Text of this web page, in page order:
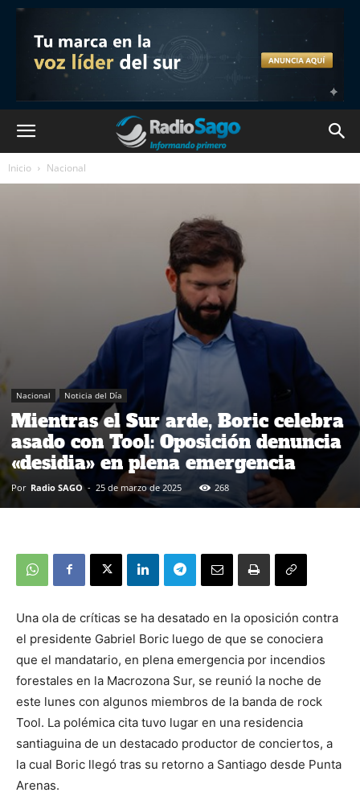
Inicio Nacional
Nacional Noticia del Día
Mientras el Sur arde, Boric celebra
asado con Tool: Oposición denuncia
«desidia» en plena emergencia
Por Radio SAGO - 25 de marzo de 2025 268
Una ola de críticas se ha desatado en la oposición contra
el presidente Gabriel Boric luego de que se conociera
que el mandatario, en plena emergencia por incendios
forestales en la Macrozona Sur, se reunió la noche de
este lunes con algunos miembros de la banda de rock
Tool. La polémica cita tuvo lugar en una residencia
santiaguina de un destacado productor de conciertos, a
la cual Boric llegó tras su retorno a Santiago desde Punta
Arenas.